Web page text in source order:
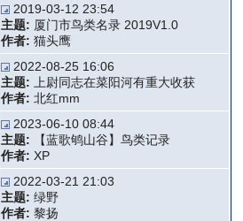
2019-03-12 23:54
主题: 厦门市鸟类名录 2019V1.0
作者: 猫头鹰
2022-08-25 16:06
主题:
上尉同志在菜阳河有重大收获
作者: 北红mm
2023-06-10 08:44
主题:
【蓝歌鸲山谷】鸟类记录
作者: XP
2022-03-21 21:03
主题: 绿野
作者: 黎扬